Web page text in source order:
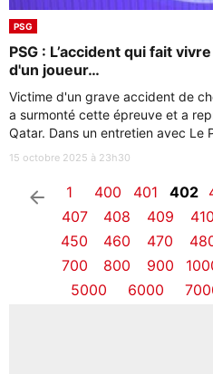
PSG
PSG : L’accident qui fait
d'un joueur…
Victime d'un grave accident de
a surmonté cette épreuve et a
Qatar. Dans un entretien avec Le
15 octobre 2025 à 23h30
arrow_left 1 400 401 402
407
408 409 410
450
460 470
700
800 900
5000
6000